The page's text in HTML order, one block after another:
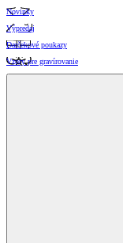
Novinky
Výpredaj
Darčekové poukazy
Vzory pre gravírovanie